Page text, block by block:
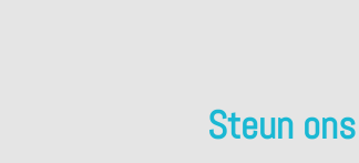
Steun ons